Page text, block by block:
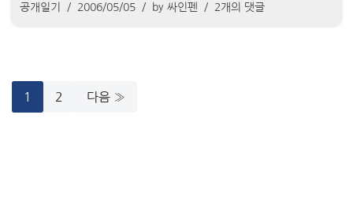
공개일기 2006/05/05 by 싸인펜 2개의 댓글
1 2 다음 »